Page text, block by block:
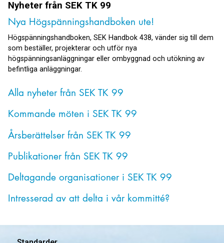
Nyheter från SEK TK 99
Nya Högspänningshandboken ute!
Högspänningshandboken, SEK Handbok 438, vänder sig till dem
som beställer, projekterar och utför nya
högspänningsanläggningar eller ombyggnad och utökning av
befintliga anläggningar.
Alla nyheter från SEK TK 99
Kommande möten i SEK TK 99
Årsberättelser från SEK TK 99
Publikationer från SEK TK 99
Deltagande organisationer i SEK TK 99
Intresserad av att delta i vår kommitté?